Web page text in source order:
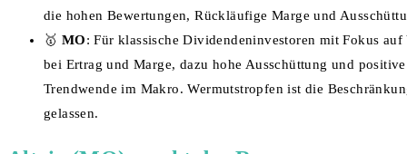
die hohen Bewertungen, Rückläufige Marge und
🥇 MO: Für klassische Dividendeninvestoren mit Fokus
bei Ertrag und Marge, dazu hohe Ausschüttung und
Trendwende im Makro. Wermutstropfen ist die
gelassen.